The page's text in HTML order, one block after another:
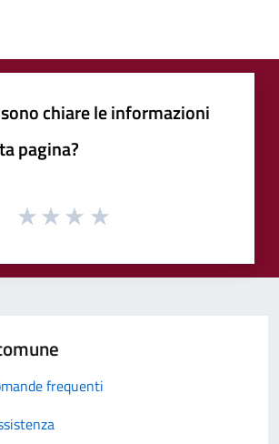
chiare le informazioni
pagina?
frequenti